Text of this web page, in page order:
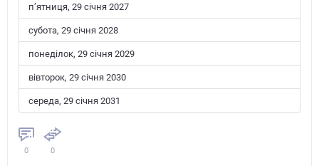
пʼятниця, 29 січня 2027
субота, 29 січня 2028
понеділок, 29 січня 2029
вівторок, 29 січня 2030
середа, 29 січня 2031
0 0